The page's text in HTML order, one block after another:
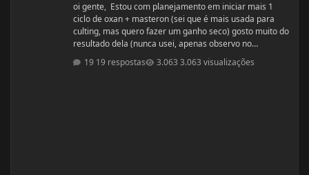
oi gente, Estou com planejamento em iniciar mais 1
ciclo de oxan + masteron (sei que é mais usada para
culting, mas quero fazer um ganho seco) gosto muito do
resultado dela (nunca usei, apenas observo no
pessoal). ja fiz 2 ciclos de oxandrolona 1 em 2016(6
semanas) e outro 2017.(6 semanas) , mas o meu
19 respostas 3.063 visualizações